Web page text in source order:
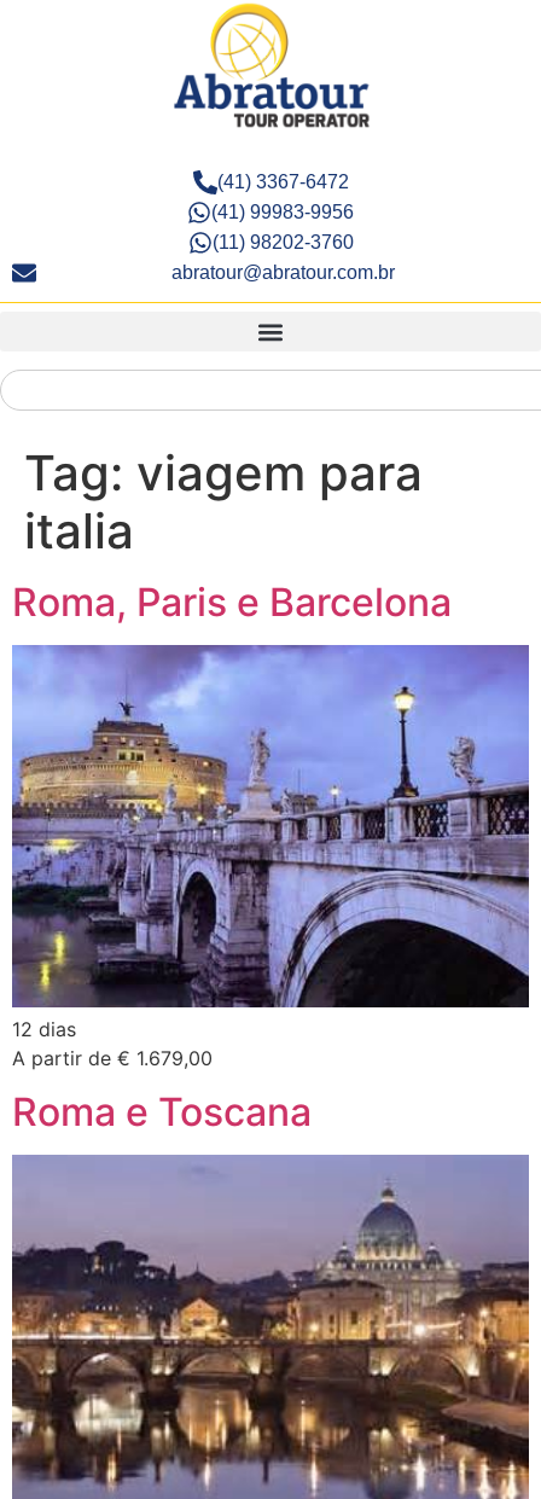
(41) 3367-6472
(41) 99983-9956
(11) 98202-3760
abratour@abratour.com.br
Tag: viagem para
italia
Roma, Paris e Barcelona
12 dias
A partir de € 1.679,00
Roma e Toscana